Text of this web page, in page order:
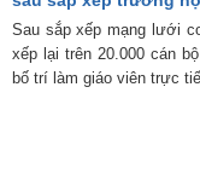
Sau sắp xếp mạng lưới
xếp lại trên 20.000 cán
bố trí làm giáo viên trực